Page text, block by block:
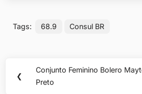
Tags: 68.9 Consul BR
Navegação
de
❮
Previous
Post:
Conjunto Feminino Bolero
Preto